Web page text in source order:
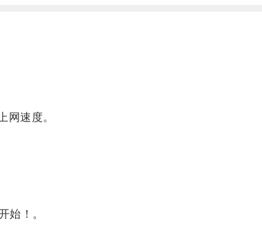
速度。
始！。